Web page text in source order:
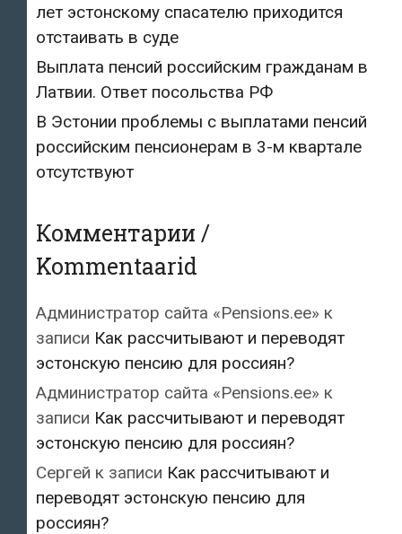
лет эстонскому спасателю приходится
отстаивать в суде
Выплата пенсий российским гражданам в
Латвии. Ответ посольства РФ
В Эстонии проблемы с выплатами пенсий
российским пенсионерам в 3-м квартале
отсутствуют
Комментарии /
Kommentaarid
Администратор сайта «Pensions.ee» к
записи Как рассчитывают и переводят
эстонскую пенсию для россиян?
Администратор сайта «Pensions.ee» к
записи Как рассчитывают и переводят
эстонскую пенсию для россиян?
Сергей к записи Как рассчитывают и
переводят эстонскую пенсию для
россиян?